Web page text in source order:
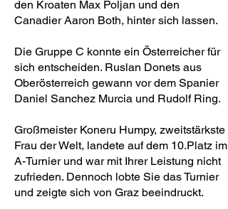
den Kroaten Max Poljan und den
Canadier Aaron Both, hinter sich lassen.
Die Gruppe C konnte ein Österreicher für
sich entscheiden. Ruslan Donets aus
Oberösterreich gewann vor dem Spanier
Daniel Sanchez Murcia und Rudolf Ring.
Großmeister Koneru Humpy, zweitstärkste
Frau der Welt, landete auf dem 10.Platz im
A-Turnier und war mit Ihrer Leistung nicht
zufrieden. Dennoch lobte Sie das Turnier
und zeigte sich von Graz beeindruckt.